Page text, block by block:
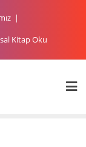
Kitap Oku